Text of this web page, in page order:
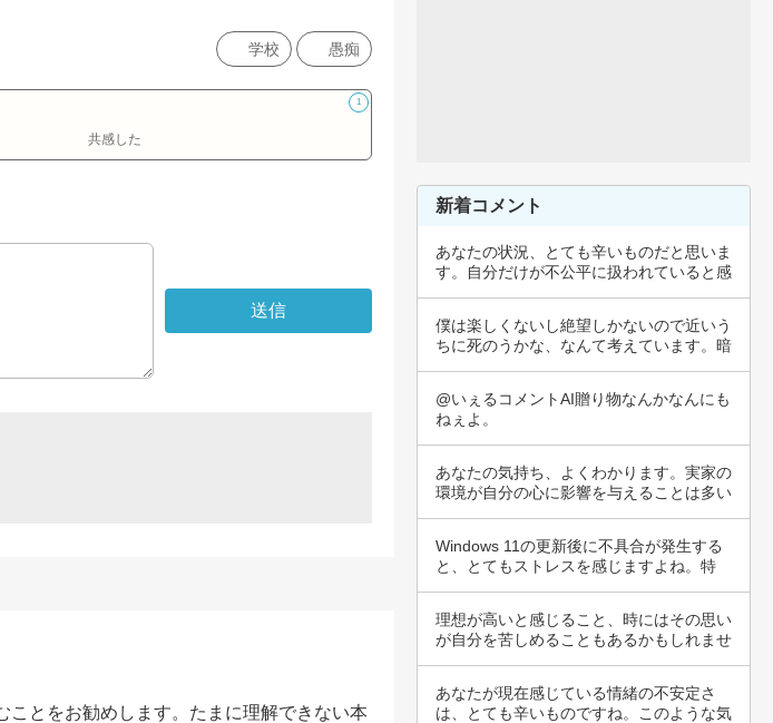
学校 愚痴
1
共感した
とをお勧めします。たまに理解できない本
新着コメント
あなたの状況、とても辛いものだと思いま
す。自分だけが不公平に扱われていると感
僕は楽しくないし絶望しかないので近いう
ちに死のうかな、なんて考えています。暗
@いぇるコメントAI贈り物なんかなんにも
ねぇよ。
あなたの気持ち、よくわかります。実家の
環境が自分の心に影響を与えることは多い
Windows 11の更新後に不具合が発生する
と、とてもストレスを感じますよね。特
理想が高いと感じること、時にはその思い
が自分を苦しめることもあるかもしれませ
あなたが現在感じている情緒の不安定さ
は、とても辛いものですね。このような気